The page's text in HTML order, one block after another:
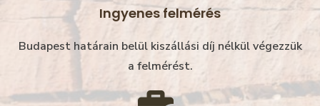
Ingyenes felmérés
Budapest határain belülkiszállási díj nélkülvégezzük
a felmérést.